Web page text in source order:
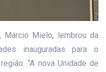
Márcio Mielo, lembrou da
inauguradas para o
“A nova Unidade de